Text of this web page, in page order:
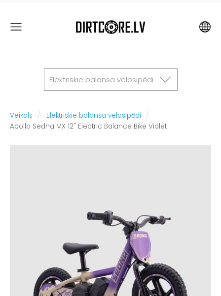
Elektriskie balansa velosipēdi
Veikals
Elektriskie balansa velosipēdi
Apollo Sedna MX 12" Electric Balance Bike Violet